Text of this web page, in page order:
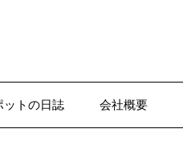
ットの日誌 会社概要